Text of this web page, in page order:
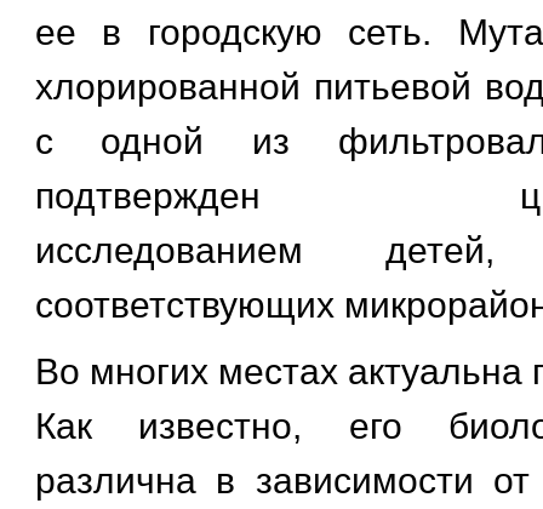
ее в городскую сеть.
хлорированной питьевой
с одной из
подтвержден
исследованием
соответствующих
Во многих местах
Как известно, его
различна в зависимости